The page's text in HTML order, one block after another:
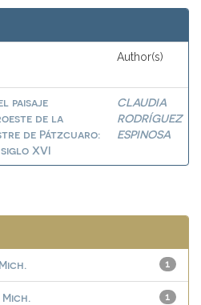
Author(s)
paisaje
de la
de Pátzcuaro:
XVI
CLAUDIA
RODRÍGUEZ
ESPINOSA
1
1